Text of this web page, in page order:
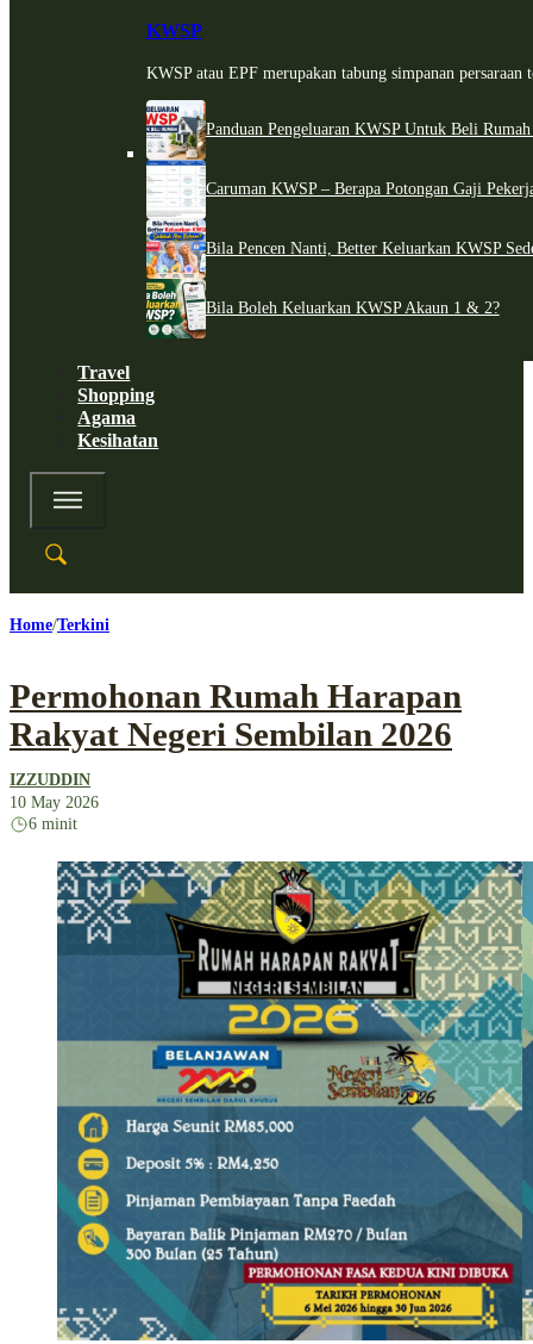
KWSP
KWSP atau EPF merupakan tabung simpanan persaraan
Panduan Pengeluaran KWSP Untuk Beli
Caruman KWSP – Berapa Potongan Gaji
Bila Pencen Nanti, Better Keluarkan KWSP
Bila Boleh Keluarkan KWSP Akaun 1 & 2?
Travel
Shopping
Agama
Kesihatan
Home Terkini
Permohonan Rumah Harapan
Rakyat Negeri Sembilan 2026
IZZUDDIN
10 May 2026
6 minit